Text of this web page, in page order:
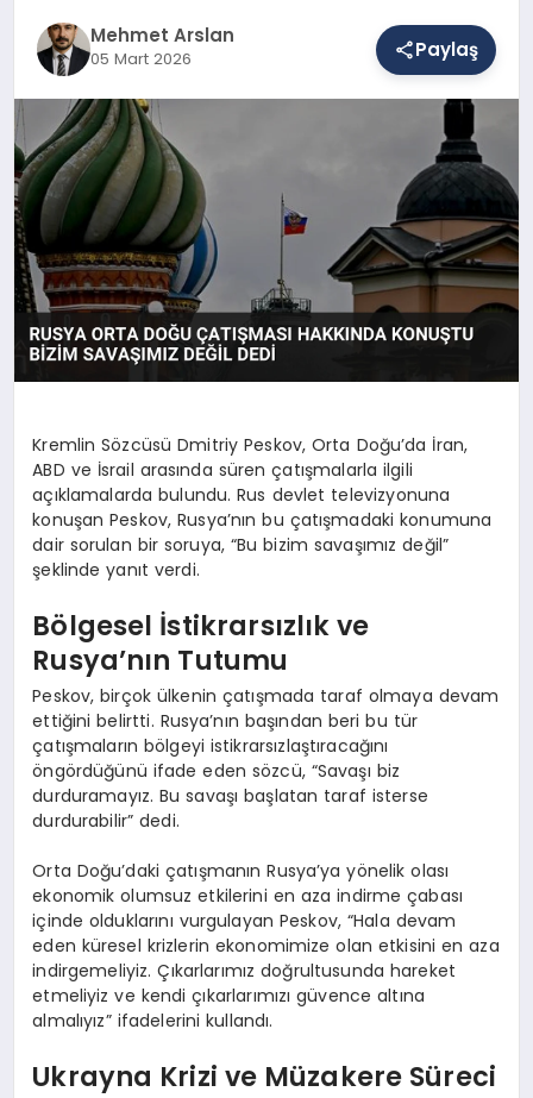
EĞITIM
DÜNYA
YAŞAM
Mehmet Arslan
05 Mart 2026 Paylaş
Kremlin Sözcüsü Dmitriy Peskov, Orta Doğu’da İran,
ABD ve İsrail arasında süren çatışmalarla ilgili
açıklamalarda bulundu. Rus devlet televizyonuna
konuşan Peskov, Rusya’nın bu çatışmadaki konumuna
dair sorulan bir soruya, “Bu bizim savaşımız değil”
şeklinde yanıt verdi.
Bölgesel İstikrarsızlık ve
Rusya’nın Tutumu
Peskov, birçok ülkenin çatışmada taraf olmaya devam
ettiğini belirtti. Rusya’nın başından beri bu tür
çatışmaların bölgeyi istikrarsızlaştıracağını
öngördüğünü ifade eden sözcü, “Savaşı biz
durduramayız. Bu savaşı başlatan taraf isterse
durdurabilir” dedi.
Orta Doğu’daki çatışmanın Rusya’ya yönelik olası
ekonomik olumsuz etkilerini en aza indirme çabası
içinde olduklarını vurgulayan Peskov, “Hala devam
eden küresel krizlerin ekonomimize olan etkisini en aza
indirgemeliyiz. Çıkarlarımız doğrultusunda hareket
etmeliyiz ve kendi çıkarlarımızı güvence altına
almalıyız” ifadelerini kullandı.
Ukrayna Krizi ve Müzakere Süreci